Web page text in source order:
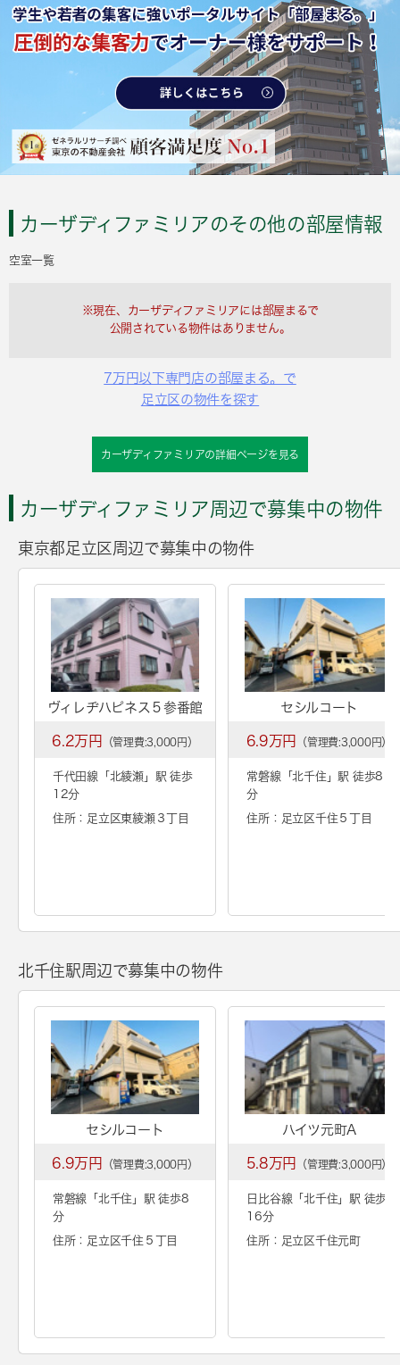
カーザディファミリアのその他の部屋情報
空室一覧
※現在、カーザディファミリアには部屋まるで
公開されている物件はありません。
7万円以下専門店の部屋まる。で
足立区の物件を探す
カーザディファミリアの詳細ページを見る
カーザディファミリア周辺で募集中の物件
東京都足立区周辺で募集中の物件
ヴィレヂハピネス５参番館
6.2万円 （管理費:3,000円）
千代田線「 北綾瀬」駅 徒歩
12分
住所：足立区東綾瀬３丁目
セシルコート
6.9万円 （管理費:3,000円）
常磐線「 北千住 」駅 徒歩8
分
住所：足立区千住５丁目
北千住駅周辺で募集中の物件
セシルコート
6.9万円 （管理費:3,000円）
常磐線「 北千住 」駅 徒歩8
分
住所：足立区千住５丁目
ハイツ元町A
5.8万円 （管理費:3,000円）
日比谷線「 北千住 」駅 徒歩
16分
住所：足立区千住元町